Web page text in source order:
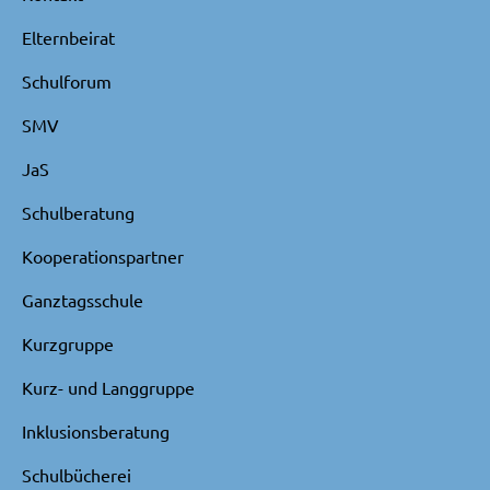
Elternbeirat
Schulforum
SMV
JaS
Schulberatung
Kooperationspartner
Ganztagsschule
Kurzgruppe
Kurz- und Langgruppe
Inklusionsberatung
Schulbücherei